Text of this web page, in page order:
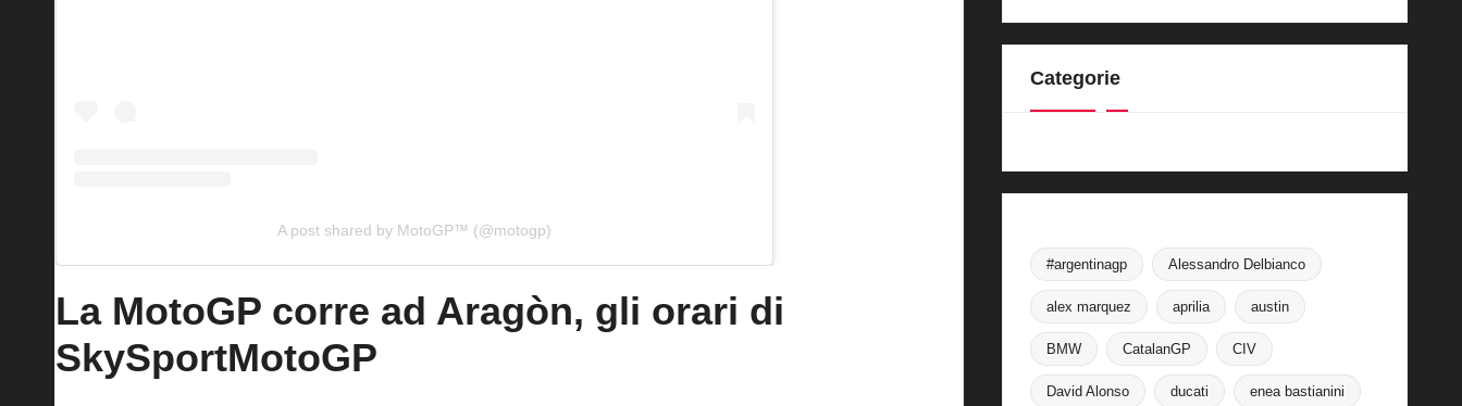
A post shared by MotoGP™ (@motogp)
La MotoGP corre ad Aragòn, gli orari di
SkySportMotoGP
Categorie
#argentinagp Alessandro Delbianco
alex marquez aprilia austin
BMW CatalanGP CIV
David Alonso ducati enea bastianini